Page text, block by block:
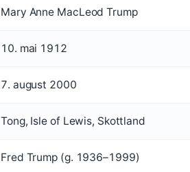
Mary Anne MacLeod Trump
10. mai 1912
7. august 2000
Tong, Isle of Lewis, Skottland
Fred Trump (g. 1936–1999)